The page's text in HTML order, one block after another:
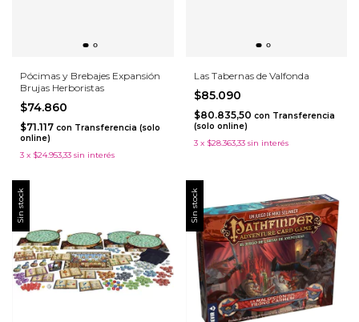
Pócimas y Brebajes Expansión
Brujas Herboristas
$74.860
$71.117 con Transferencia (solo
online)
3 x $24.953,33 sin interés
Las Tabernas de Valfonda
$85.090
$80.835,50 con Transferencia
(solo online)
3 x $28.363,33 sin interés
Sin stock Sin stock